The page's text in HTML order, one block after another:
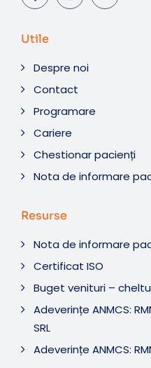
Utile
Despre noi
Contact
Programare
Cariere
Chestionar pacienți
Nota de informare
Resurse
Nota de informare
Certificat ISO
Buget venituri –
Adeverințe ANMCS:
SRL
Adeverințe ANMCS: